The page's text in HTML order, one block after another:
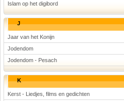
Islam op het digibord
J
Jaar van het Konijn
Jodendom
Jodendom - Pesach
K
Kerst - Liedjes, films en gedichten